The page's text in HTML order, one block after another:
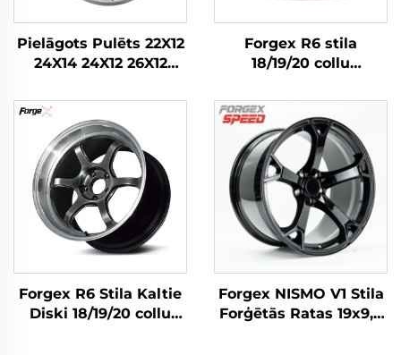
Pielāgots Pulēts 22X12
24X14 24X12 26X12
8x180 6x139.7
Sakausējuma Kalta
Kravas Automašīnas
Riteņi Ford F-350
RAM1500 2500 Ritenis
Forgex R6 stila
18/19/20 collu
trases riteņi ar rievotu
montāžas sēdvietu
modelim Civic Type R
WRX STI M3 GR Supra
BRZ
Forgex R6 Stila Kaltie
Diski 18/19/20 collu
Forgex NISMO V1 Stila
Forģētās Ratas 19x9,5